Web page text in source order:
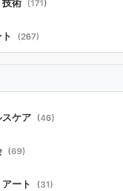
技術 (171)
(267)
ケア (46)
(69)
ート (31)